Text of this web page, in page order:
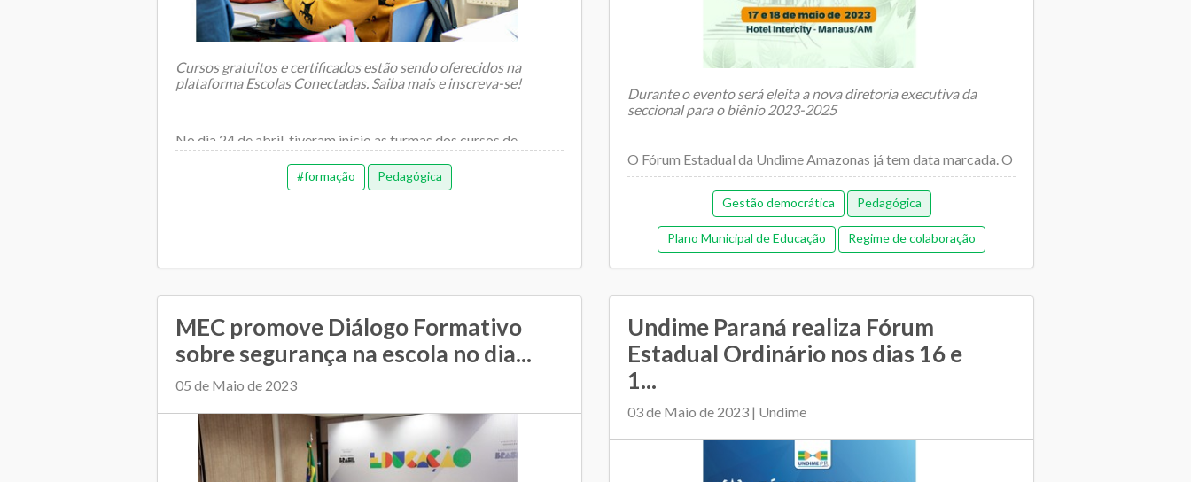
Cursos gratuitos e certificados estão sendo oferecidos na
plataforma Escolas Conectadas. Saiba mais e inscreva-se!
No dia 24 de abril, tiveram início as turmas dos cursos de
formação continuada a dist...
#formação Pedagógica
Durante o evento será eleita a nova diretoria executiva da
seccional para o biênio 2023-2025
O Fórum Estadual da Undime Amazonas já tem data marcada. O
evento vai aconte...
Gestão democrática Pedagógica
Plano Municipal de Educação Regime de colaboração
MEC promove Diálogo Formativo
sobre segurança na escola no dia...
05 de Maio de 2023
Undime Paraná realiza Fórum
Estadual Ordinário nos dias 16 e
1...
03 de Maio de 2023 | Undime